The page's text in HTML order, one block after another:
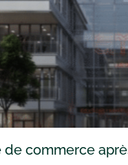
commerce